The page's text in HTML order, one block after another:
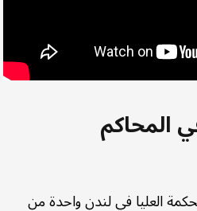
المحاكم
المحكمة العليا في لندن واحدة من